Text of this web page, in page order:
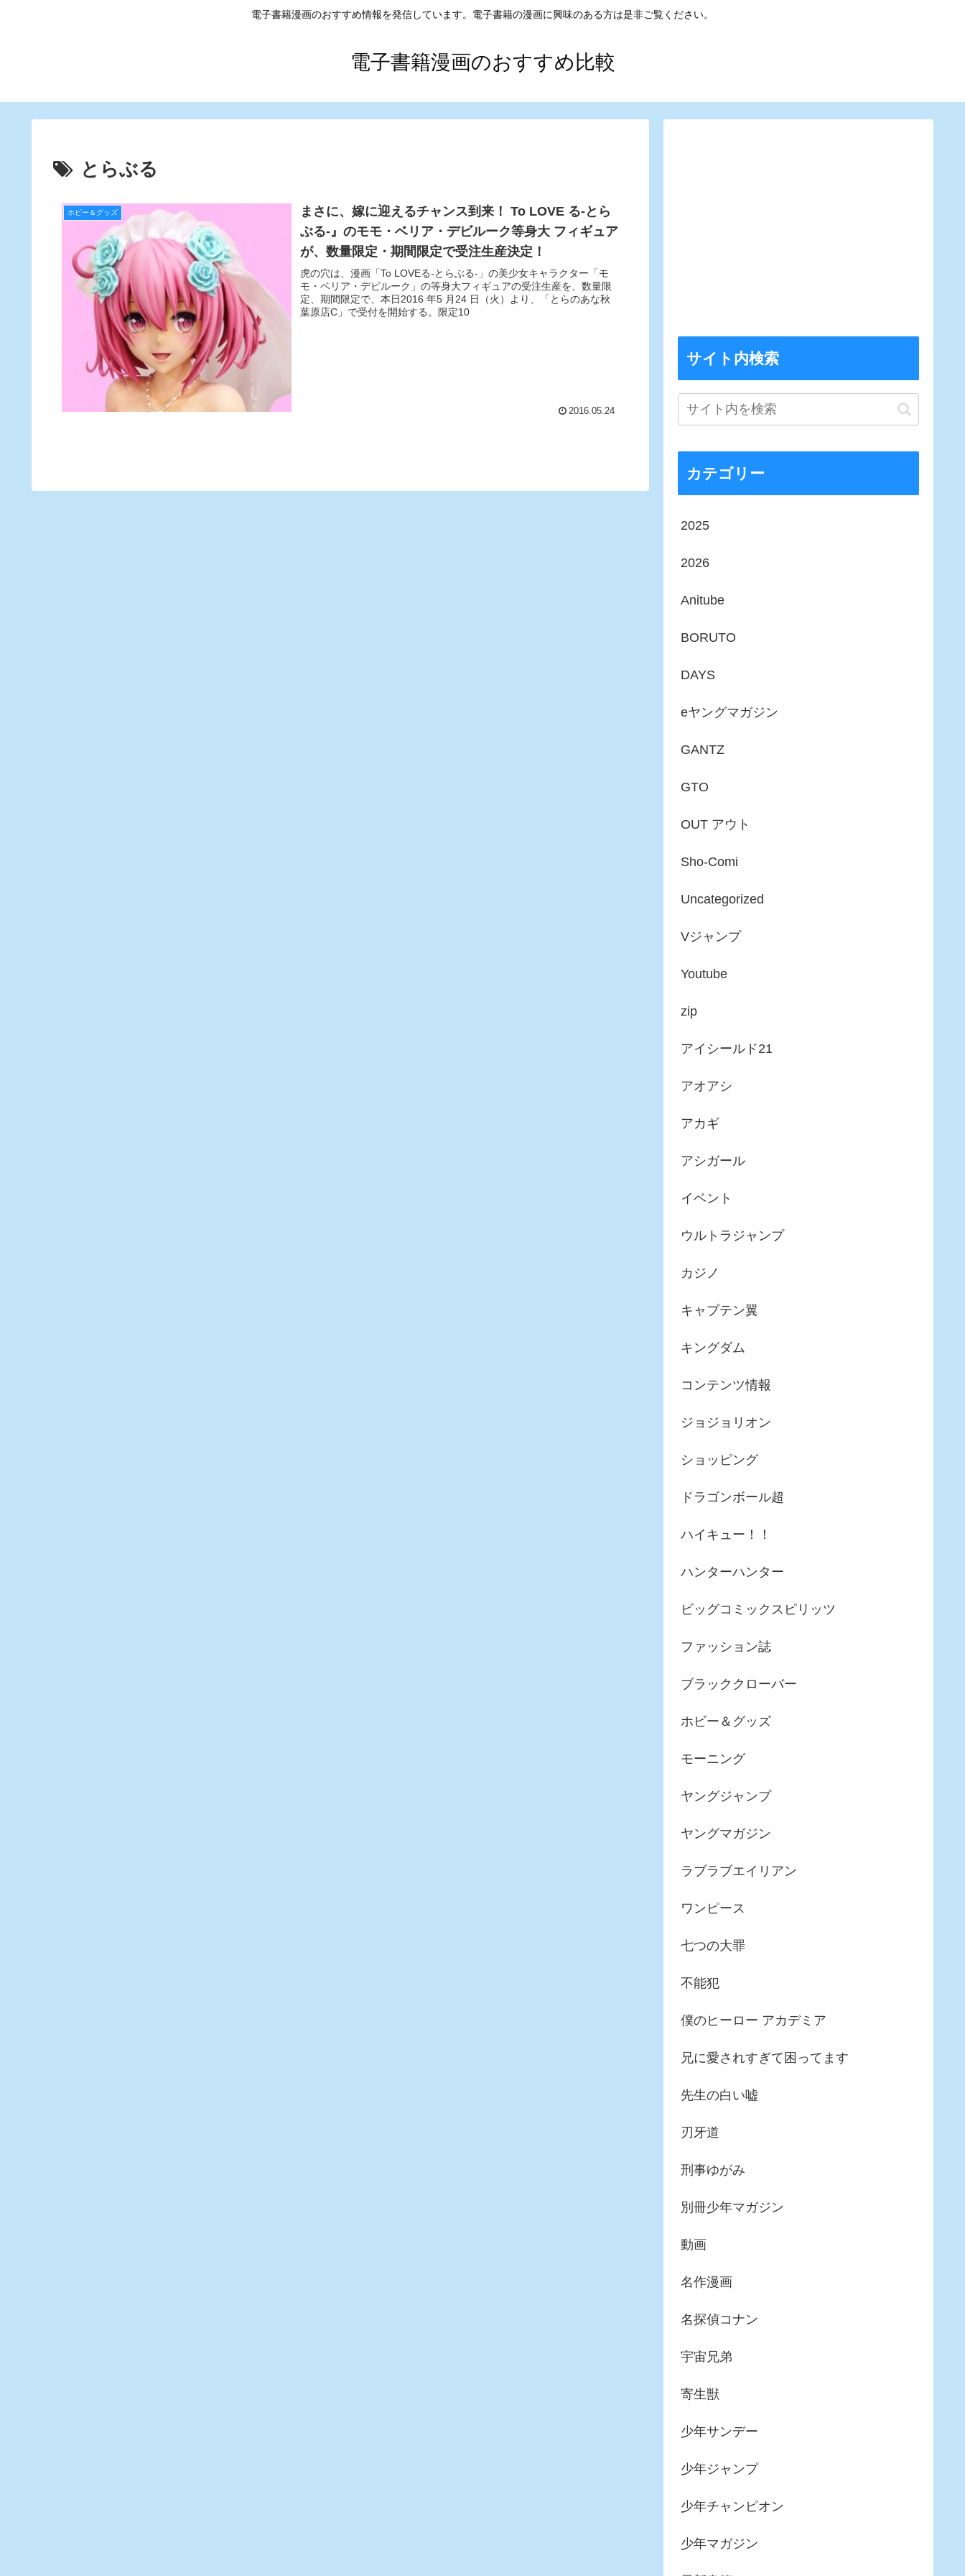
電子書籍漫画のおすすめ情報を発信しています。電子書籍の漫画に興味のある方は是非ご覧ください。
電子書籍漫画のおすすめ比較
とらぶる
ホビー＆グッズ
まさに、嫁に迎えるチャンス到来！ To LOVE る-とら
ぶる-』のモモ・ベリア・デビルーク等身大 フィギュア
が、数量限定・期間限定で受注生産決定！
虎の穴は、漫画「To LOVEる-とらぶる-」の美少女キャラクター「モ
モ・ベリア・デビルーク」の等身大フィギュアの受注生産を、数量限
定、期間限定で、本日2016 年5 月24 日（火）より、「とらのあな秋
葉原店C」で受付を開始する。限定10
2016.05.24
サイト内検索
カテゴリー
2025
2026
Anitube
BORUTO
DAYS
eヤングマガジン
GANTZ
GTO
OUT アウト
Sho-Comi
Uncategorized
Vジャンプ
Youtube
zip
アイシールド21
アオアシ
アカギ
アシガール
イベント
ウルトラジャンプ
カジノ
キャプテン翼
キングダム
コンテンツ情報
ジョジョリオン
ショッピング
ドラゴンボール超
ハイキュー！！
ハンターハンター
ビッグコミックスピリッツ
ファッション誌
ブラッククローバー
ホビー＆グッズ
モーニング
ヤングジャンプ
ヤングマガジン
ラブラブエイリアン
ワンピース
七つの大罪
不能犯
僕のヒーロー アカデミア
兄に愛されすぎて困ってます
先生の白い嘘
刃牙道
刑事ゆがみ
別冊少年マガジン
動画
名作漫画
名探偵コナン
宇宙兄弟
寄生獣
少年サンデー
少年ジャンプ
少年チャンピオン
少年マガジン